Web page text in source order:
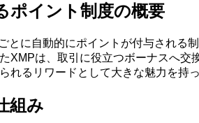
ポイント制度の概要
とに自動的にポイントが付与される
XMPは、取引に役立つボーナスへ
れるリワードとして大きな魅力を持っ
組み